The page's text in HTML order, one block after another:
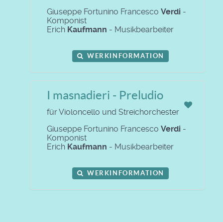
Giuseppe Fortunino Francesco Verdi -
Komponist
Erich Kaufmann - Musikbearbeiter
WERKINFORMATION
I masnadieri - Preludio
für Violoncello und Streichorchester
Giuseppe Fortunino Francesco Verdi -
Komponist
Erich Kaufmann - Musikbearbeiter
WERKINFORMATION